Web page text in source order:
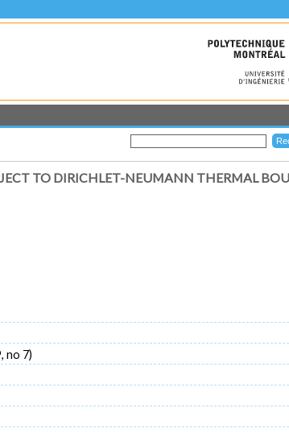
TO DIRICHLET-NEUMANN THERMAL
no 7)